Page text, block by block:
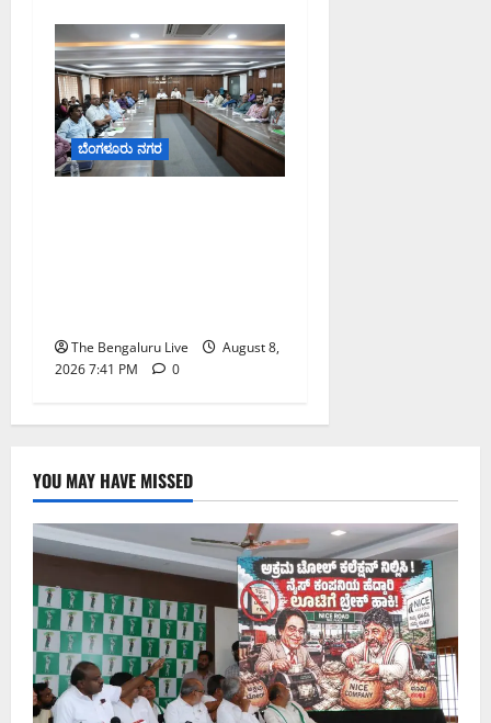
ಬೆಂಗಳೂರು ನಗರ
The Bengaluru Live
August 8,
2026 7:41 PM
0
YOU MAY HAVE MISSED